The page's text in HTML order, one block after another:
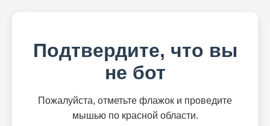
Подтвердите, что вы
не бот
Пожалуйста, отметьте флажок и проведите
мышью по красной области.